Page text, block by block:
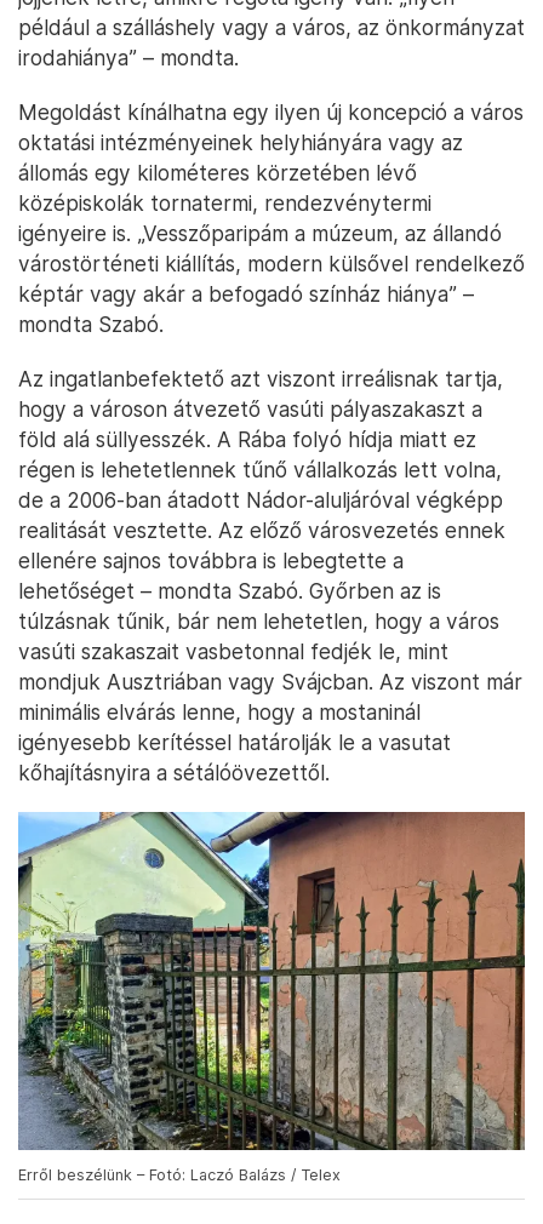
például a szálláshely vagy a város, az önkormányzat
irodahiánya” – mondta.
Megoldást kínálhatna egy ilyen új koncepció a város
oktatási intézményeinek helyhiányára vagy az
állomás egy kilométeres körzetében lévő
középiskolák tornatermi, rendezvénytermi
igényeire is. „Vesszőparipám a múzeum, az állandó
várostörténeti kiállítás, modern külsővel rendelkező
képtár vagy akár a befogadó színház hiánya” –
mondta Szabó.
Az ingatlanbefektető azt viszont irreálisnak tartja,
hogy a városon átvezető vasúti pályaszakaszt a
föld alá süllyesszék. A Rába folyó hídja miatt ez
régen is lehetetlennek tűnő vállalkozás lett volna,
de a 2006-ban átadott Nádor-aluljáróval végképp
realitását vesztette. Az előző városvezetés ennek
ellenére sajnos továbbra is lebegtette a
lehetőséget – mondta Szabó. Győrben az is
túlzásnak tűnik, bár nem lehetetlen, hogy a város
vasúti szakaszait vasbetonnal fedjék le, mint
mondjuk Ausztriában vagy Svájcban. Az viszont már
minimális elvárás lenne, hogy a mostaninál
igényesebb kerítéssel határolják le a vasutat
kőhajításnyira a sétálóövezettől.
Erről beszélünk – Fotó: Laczó Balázs / Telex